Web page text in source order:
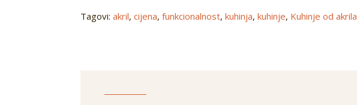
Tagovi:akril,cijena,funkcionalnost,kuhinja,kuhinje, Kuhinje od akrila